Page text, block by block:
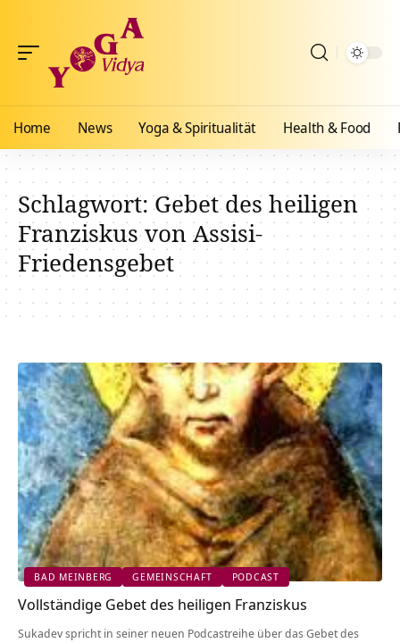
Home News Yoga & Spiritualität Health & Food
Schlagwort:Gebet des heiligen
Franziskus von Assisi-
Friedensgebet
BAD MEINBERG GEMEINSCHAFT PODCAST
Vollständige Gebet des heiligen Franziskus
Sukadev spricht in seiner neuen Podcastreihe über das Gebet des